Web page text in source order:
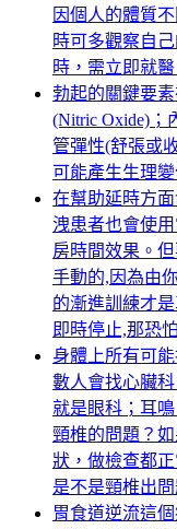
因個人的體質
時可多觀察自
時，需立即就醫
勃起的關鍵要
(Nitric Oxide)；
管彈性(舒張或
可能產生生理
在幫助延時方
洩患者也會使
房時間效果。
手動的,因為由
的漸進訓練才
即時停止,那恐
身體上所有可
數人會找心臟
就是眼科；耳
頸椎的問題？
狀，做檢查都
是不是頸椎出問
胃食道逆流這